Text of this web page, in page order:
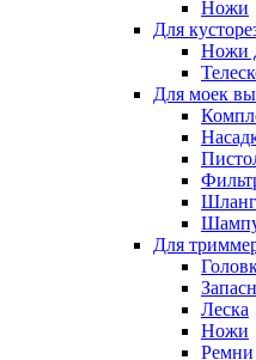
Ножи
Для
Ножи
Для моек
Для
Леска
Ножи
Ремни